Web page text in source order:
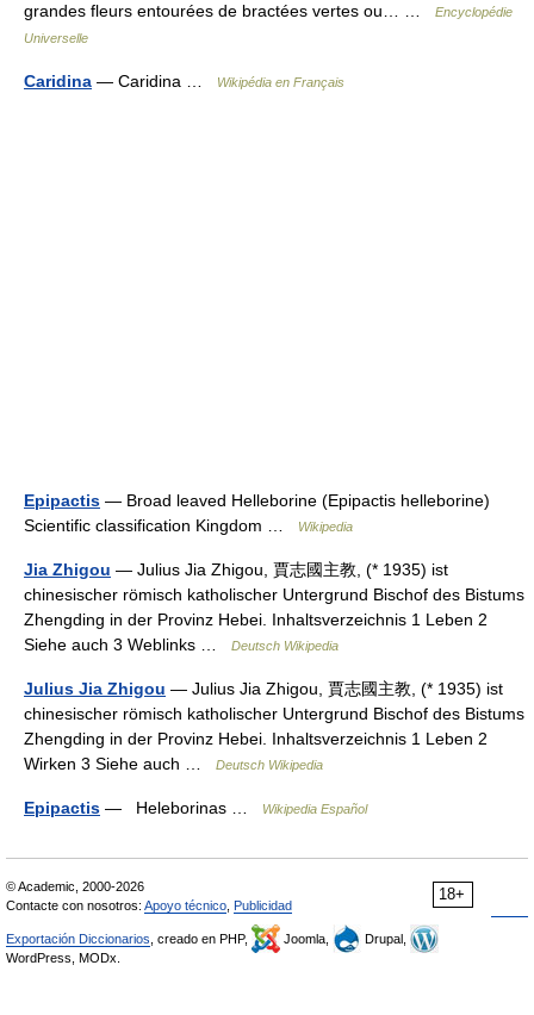
grandes fleurs entourées de bractées vertes ou… …
Encyclopédie
Universelle
Caridina — Caridina … Wikipédia en Français
Epipactis — Broad leaved Helleborine (Epipactis helleborine)
Scientific classification Kingdom …
Wikipedia
Jia Zhigou — Julius Jia Zhigou, 賈志國主教, (* 1935) ist
chinesischer römisch katholischer Untergrund Bischof des Bistums
Zhengding in der Provinz Hebei. Inhaltsverzeichnis 1 Leben 2
Siehe auch 3 Weblinks …
Deutsch Wikipedia
Julius Jia Zhigou — Julius Jia Zhigou, 賈志國主教, (* 1935) ist
chinesischer römisch katholischer Untergrund Bischof des Bistums
Zhengding in der Provinz Hebei. Inhaltsverzeichnis 1 Leben 2
Wirken 3 Siehe auch …
Deutsch Wikipedia
Epipactis — Heleborinas … Wikipedia Español
18+
© Academic, 2000-2026
Contacte con nosotros: Apoyo técnico Publicidad
Exportación Diccionarios , creado en PHP, Joomla,
Drupal,
WordPress, MODx.